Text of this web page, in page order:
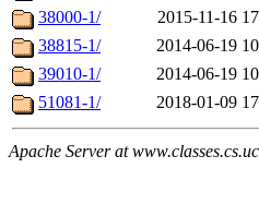
38000-1/
2015-11-16
38815-1/
2014-06-19
39010-1/
2014-06-19
51081-1/
2018-01-09
Apache Server at